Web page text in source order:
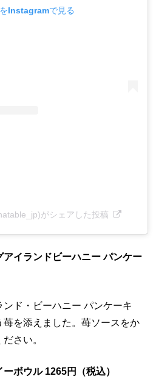
Instagramで見る
がシェアした投稿
アイランドビーハニー パンケー
ンド・ビーハニー パンケーキ
苺を添えました。苺ソースをか
さい。
ボウル 1265円（税込）